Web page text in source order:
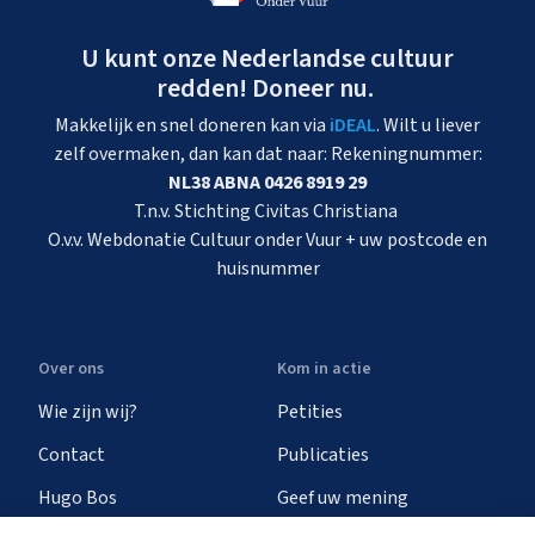
U kunt onze Nederlandse cultuur
redden! Doneer nu.
Makkelijk en snel doneren kan via iDEAL. Wilt u liever
zelf overmaken, dan kan dat naar: Rekeningnummer:
NL38 ABNA 0426 8919 29
T.n.v. Stichting Civitas Christiana
O.v.v. Webdonatie Cultuur onder Vuur + uw postcode en
huisnummer
Over ons
Wie zijn wij?
Contact
Hugo Bos
Kom in actie
Petities
Publicaties
Geef uw mening